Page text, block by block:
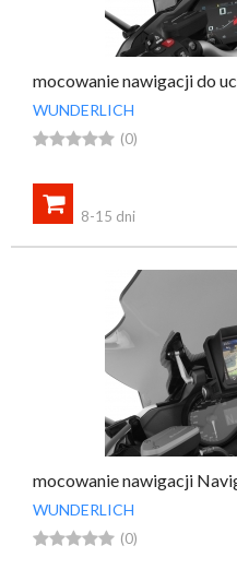
mocowanie nawigacji do
WUNDERLICH
 (0)

8-15 dni
mocowanie nawigacji
WUNDERLICH
 (0)